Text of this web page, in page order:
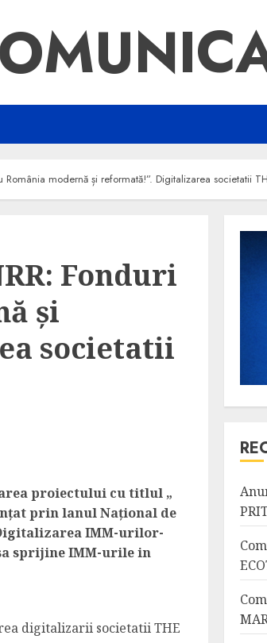
modernă și reformată!”. Digitalizarea societatii
Fonduri
și
societatii
proiectului cu titlul „
prin lanul Naţional de
IMM-urilor-
sprijine IMM-urile in
digitalizarii societatii THE